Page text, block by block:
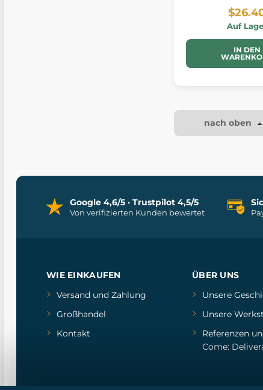
Auf
IN DEN
nach oben
Google 4,6/5 · Trustpilot 4,5/5
Von verifizierten Kunden bewertet
WIE EINKAUFEN
Versand und Zahlung
Großhandel
Kontakt
ÜBER UNS
Unsere
Unsere
Referenzen
Come: